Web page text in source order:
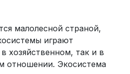
малолесной страной,
играют
хозяйственном, так и в
отношении. Экосистема